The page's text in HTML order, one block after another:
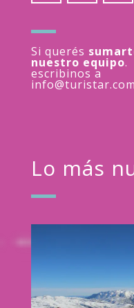
Si querés
nuestro equipo.
escribinos a
Lo más